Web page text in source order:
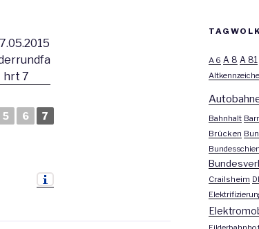
5 6 7
A 6 A 8 A 81
Bahnhalt
Brücken
Crailsheim